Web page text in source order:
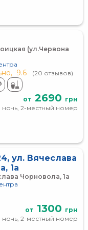
(ул.Червона
9.6 (20 отзывов)
от 2690 грн
ночь, 2-местный номер
ул. Вячеслава
1а
Чорновола, 1а
от 1300 грн
ночь, 2-местный номер